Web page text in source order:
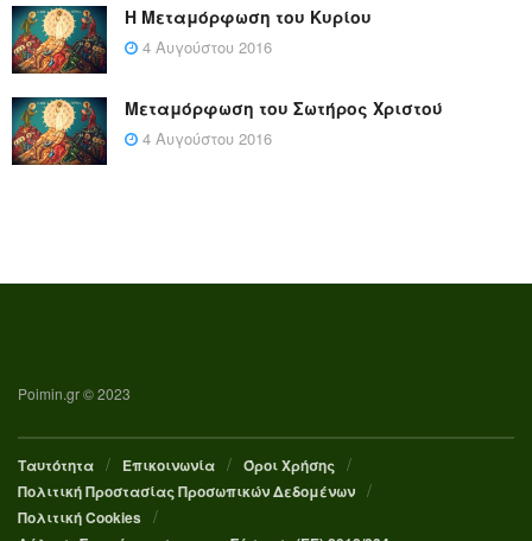
Η Μεταμόρφωση του Κυρίου
4 Αυγούστου 2016
Μεταμόρφωση του Σωτήρος Χριστού
4 Αυγούστου 2016
Poimin.gr © 2023
Ταυτότητα Επικοινωνία
Όροι Χρήσης
Πολιτική Προστασίας Προσωπικών Δεδομένων
Πολιτική Cookies